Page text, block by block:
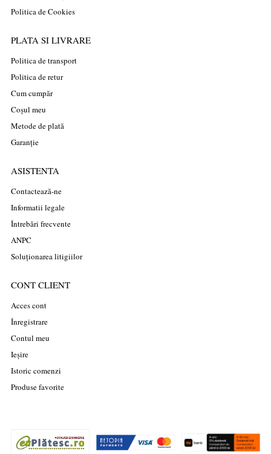
Politica de Cookies
PLATA SI LIVRARE
Politica de transport
Politica de retur
Cum cumpăr
Coșul meu
Metode de plată
Garanție
ASISTENTA
Contactează-ne
Informatii legale
Întrebări frecvente
ANPC
Soluționarea litigiilor
CONT CLIENT
Acces cont
Înregistrare
Contul meu
Ieșire
Istoric comenzi
Produse favorite